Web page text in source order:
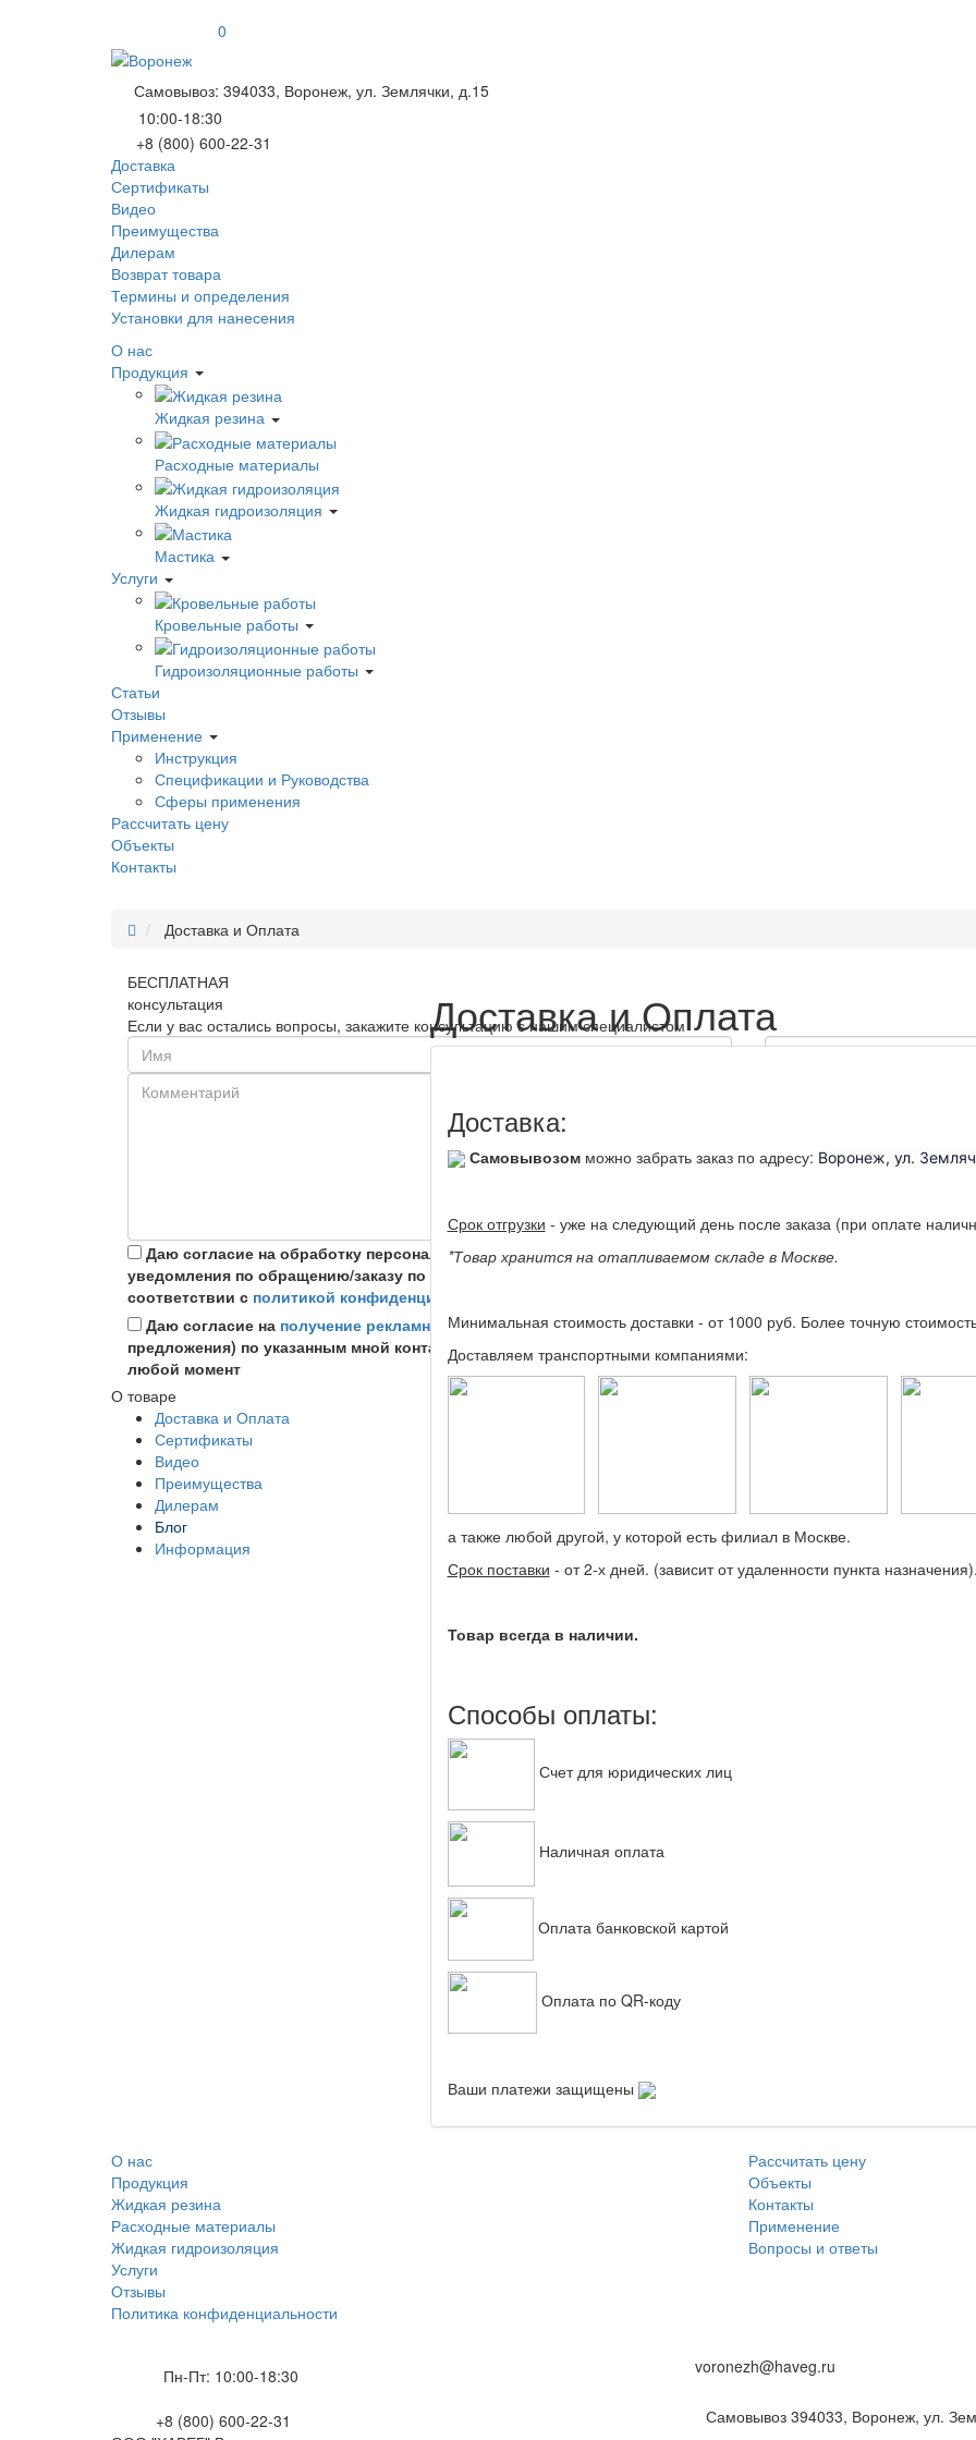
0
Самовывоз: 394033, Воронеж, ул. Землячки, д.15
10:00-18:30
+8 (800) 600-22-31
Доставка
Сертификаты
Видео
Преимущества
Дилерам
Возврат товара
Термины и определения
Установки для нанесения
О нас
Продукция
Жидкая резина
Расходные материалы
Жидкая гидроизоляция
Мастика
Услуги
Кровельные работы
Гидроизоляционные работы
Статьи
Отзывы
Применение
Инструкция
Спецификации и Руководства
Сферы применения
Рассчитать цену
Объекты
Контакты
Доставка и Оплата
БЕСПЛАТНАЯ
консультация
Если у вас остались вопросы, закажите консультацию с нашим специалистом
Даю согласие на обработку персональных данных и сервисные
уведомления по обращению/заказу по указанным мной контактным данным в
соответствии с политикой конфиденциальности
Даю согласие на получение рекламной информации(акции, скидки,
предложения) по указанным мной контактным данным. Можно отозвать в
любой момент
О товаре
Доставка и Оплата
Сертификаты
Видео
Преимущества
Дилерам
Блог
Информация
Доставка и Оплата
Доставка:
Самовывозом можно забрать заказ по адресу: Воронеж, ул.
Срок отгрузки - уже на следующий день после заказа (при оплате
*Товар хранится на отапливаемом складе в Москве.
Минимальная стоимость доставки - от 1000 руб. Более точную
Доставляем транспортными компаниями:
а также любой другой, у которой есть филиал в Москве.
Срок поставки - от 2-х дней. (зависит от удаленности пункта
Товар всегда в наличии.
Способы оплаты:
Счет для юридических лиц
Наличная оплата
Оплата банковской картой
Оплата по QR-коду
Ваши платежи защищены
О нас
Продукция
Жидкая резина
Расходные материалы
Жидкая гидроизоляция
Услуги
Отзывы
Политика конфиденциальности
Рассчитать цену
Объекты
Контакты
Применение
Вопросы и ответы
Пн-Пт: 10:00-18:30 voronezh@haveg.ru
+8 (800) 600-22-31 Самовывоз 394033, Воронеж, ул.